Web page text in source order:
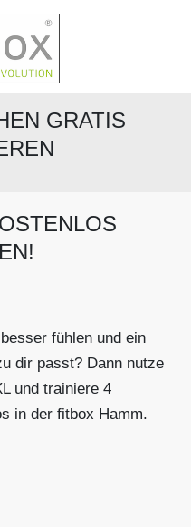
GRATIS
fühlen und ein
dir passt? Dann nutze
und trainiere 4
in der fitbox Hamm.